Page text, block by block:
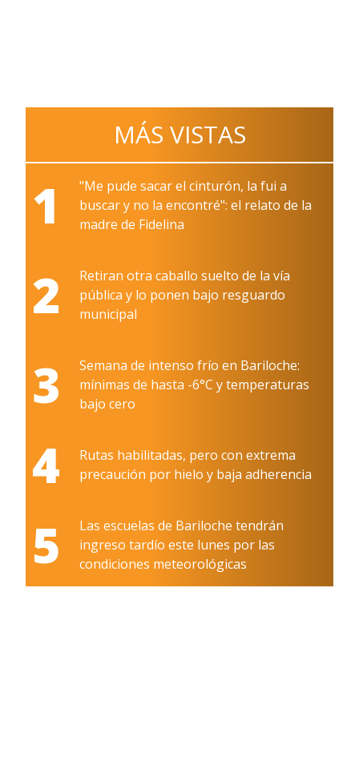
MÁS VISTAS
1
"Me pude sacar el cinturón, la fui a
buscar y no la encontré": el relato de la
madre de Fidelina
2
Retiran otra caballo suelto de la vía
pública y lo ponen bajo resguardo
municipal
3
Semana de intenso frío en Bariloche:
mínimas de hasta -6°C y temperaturas
bajo cero
4
Rutas habilitadas, pero con extrema
precaución por hielo y baja adherencia
5
Las escuelas de Bariloche tendrán
ingreso tardío este lunes por las
condiciones meteorológicas